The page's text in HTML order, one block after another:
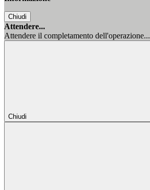
Chiudi
Attendere...
Attendere il completamento dell'operazione...
Chiudi